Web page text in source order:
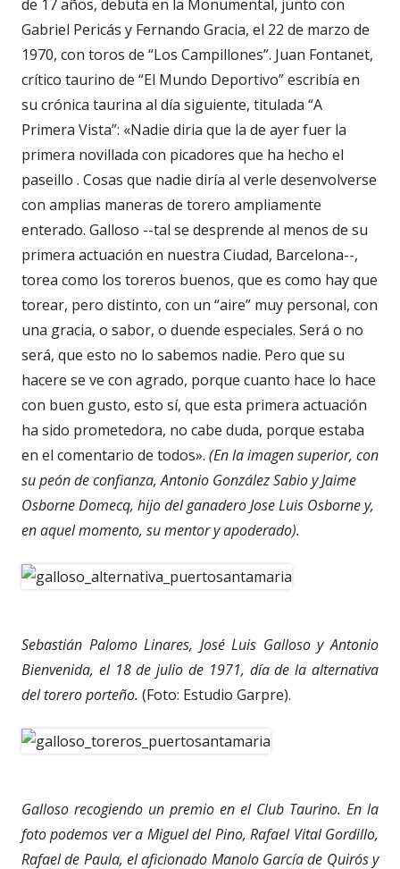
de 17 años, debuta en la Monumental, junto con
Gabriel Pericás y Fernando Gracia, el 22 de marzo de
1970, con toros de “Los Campillones”. Juan Fontanet,
crítico taurino de “El Mundo Deportivo” escribía en
su crónica taurina al día siguiente, titulada “A
Primera Vista”: «Nadie diria que la de ayer fuer la
primera novillada con picadores que ha hecho el
paseillo . Cosas que nadie diría al verle desenvolverse
con amplias maneras de torero ampliamente
enterado. Galloso --tal se desprende al menos de su
primera actuación en nuestra Ciudad, Barcelona--,
torea como los toreros buenos, que es como hay que
torear, pero distinto, con un “aire” muy personal, con
una gracia, o sabor, o duende especiales. Será o no
será, que esto no lo sabemos nadie. Pero que su
hacere se ve con agrado, porque cuanto hace lo hace
con buen gusto, esto sí, que esta primera actuación
ha sido prometedora, no cabe duda, porque estaba
en el comentario de todos». (En la imagen superior, con
su peón de confianza, Antonio González Sabio y Jaime
Osborne Domecq, hijo del ganadero Jose Luis Osborne y,
en aquel momento, su mentor y apoderado).
Sebastián Palomo Linares, José Luis Galloso y Antonio
Bienvenida, el 18 de julio de 1971, día de la alternativa
del torero porteño. (Foto: Estudio Garpre).
Galloso recogiendo un premio en el Club Taurino. En la
foto podemos ver a Miguel del Pino, Rafael Vital Gordillo,
Rafael de Paula, el aficionado Manolo García de Quirós y